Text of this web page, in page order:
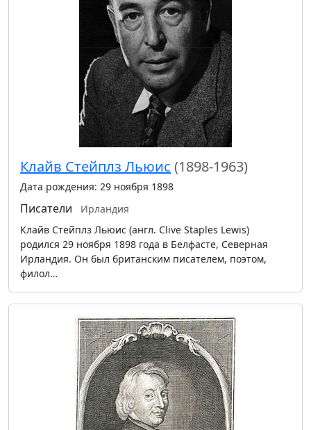
Клайв Стейплз Льюис (1898-1963)
Дата рождения: 29 ноября 1898
Писатели
Ирландия
Клайв Стейплз Льюис (англ. Clive Staples Lewis)
родился 29 ноября 1898 года в Белфасте, Северная
Ирландия. Он был британским писателем, поэтом,
филол…